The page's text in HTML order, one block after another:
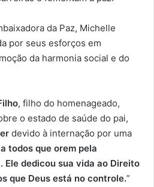
da Paz, Michelle
por seus esforços em
da harmonia social e do
, filho do homenageado,
o estado de saúde do pai,
devido à internação por uma
todos que orem pela
Ele dedicou sua vida ao Direito
que Deus está no controle.”